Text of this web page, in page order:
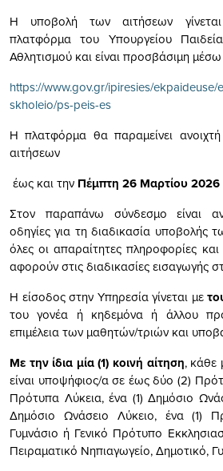
Η υποβολή των αιτήσεων
πλατφόρμα του Υπουργείου
Αθλητισμού και είναι προσβάσιμη
https://www.gov.gr/ipiresies/ekpaideuse/
skholeio/ps-peis-es
Η πλατφόρμα θα παραμείνει
αιτήσεων
έως και την Πέμπτη 26 Μαρτίου 2026
Στον παραπάνω σύνδεσμο είναι
οδηγίες για τη διαδικασία υποβολής
όλες οι απαραίτητες πληροφορίες
αφορούν στις διαδικασίες εισαγωγής
H είσοδος στην Υπηρεσία γίνεται με
του γονέα ή κηδεμόνα ή άλλου
επιμέλεια των μαθητών/τριών και
Με την ίδια μία (1) κοινή αίτηση, κάθε
είναι υποψήφιος/α σε έως δύο (2)
Πρότυπα Λύκεια, ένα (1) Δημόσιο
Δημόσιο Ωνάσειο Λύκειο, ένα (1)
Γυμνάσιο ή Γενικό Πρότυπο
Πειραματικό Νηπιαγωγείο, Δημοτικό,